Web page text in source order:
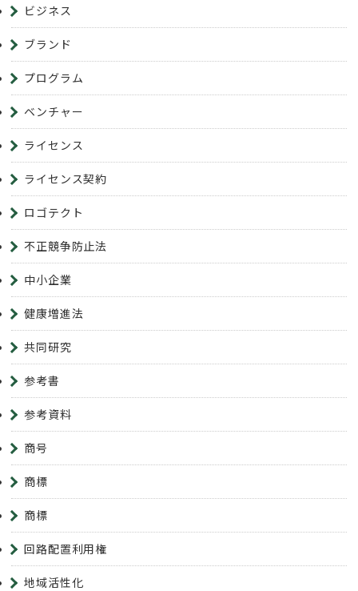
ビジネス
ブランド
プログラム
ベンチャー
ライセンス
ライセンス契約
ロゴテクト
不正競争防止法
中小企業
健康増進法
共同研究
参考書
参考資料
商号
商標
商標
回路配置利用権
地域活性化